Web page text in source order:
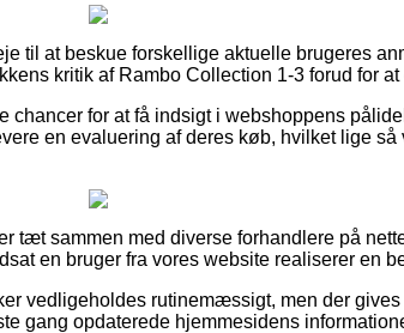
til at beskue forskellige aktuelle brugeres
kritik af Rambo Collection 1-3 forud for at
chancer for at få indsigt i webshoppens
en evaluering af deres køb, hvilket lige så
tæt sammen med diverse forhandlere på
en bruger fra vores website realiserer en
vedligeholdes rutinemæssigt, men der
gang opdaterede hjemmesidens